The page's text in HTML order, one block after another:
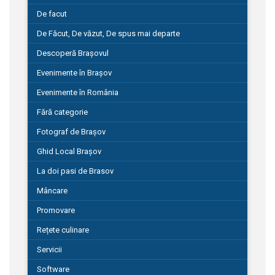
De facut
De Făcut, De văzut, De spus mai departe
Descoperă Brașovul
Evenimente în Brașov
Evenimente în România
Fără categorie
Fotograf de Brașov
Ghid Local Brașov
La doi pasi de Brasov
Mâncare
Promovare
Rețete culinare
Servicii
Software